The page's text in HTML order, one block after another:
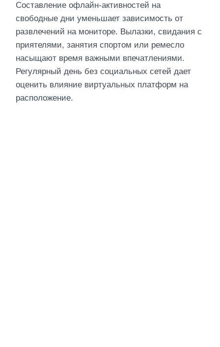
Составление офлайн-активностей на
свободные дни уменьшает зависимость от
развлечений на мониторе. Вылазки, свидания с
приятелями, занятия спортом или ремесло
насыщают время важными впечатлениями.
Регулярный день без социальных сетей дает
оценить влияние виртуальных платформ на
расположение.